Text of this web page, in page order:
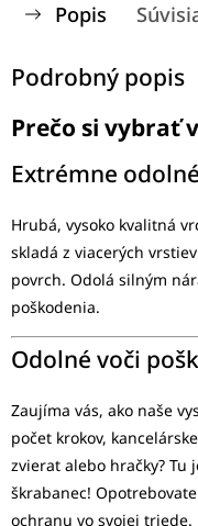
Popis
Podrobný popis
Prečo si vybrať
Extrémne
Hrubá, vysoko kvalitná
skladá z viacerých
povrch. Odolá silným
poškodenia.
Odolné voči
Zaujíma vás, ako naše
počet krokov,
zvierat alebo hračky?
škrabanec!
ochranu vo svojej triede.